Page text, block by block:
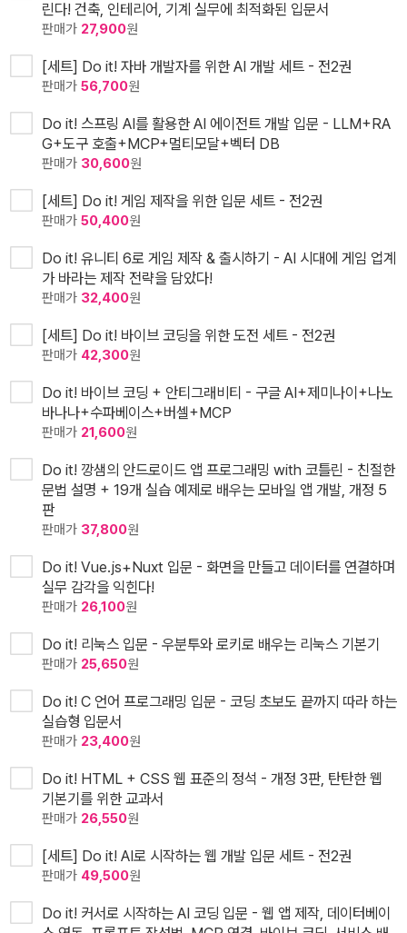
린다! 건축, 인테리어, 기계 실무에 최적화된 입문서
판매가 27,900원
[세트] Do it! 자바 개발자를 위한 AI 개발 세트 - 전2권
판매가 56,700원
Do it! 스프링 AI를 활용한 AI 에이전트 개발 입문 - LLM+RA
G+도구 호출+MCP+멀티모달+벡터 DB
판매가 30,600원
[세트] Do it! 게임 제작을 위한 입문 세트 - 전2권
판매가 50,400원
Do it! 유니티 6로 게임 제작 & 출시하기 - AI 시대에 게임 업계
가 바라는 제작 전략을 담았다!
판매가 32,400원
[세트] Do it! 바이브 코딩을 위한 도전 세트 - 전2권
판매가 42,300원
Do it! 바이브 코딩 + 안티그래비티 - 구글 AI+제미나이+나노
바나나+수파베이스+버셀+MCP
판매가 21,600원
Do it! 깡샘의 안드로이드 앱 프로그래밍 with 코틀린 - 친절한
문법 설명 + 19개 실습 예제로 배우는 모바일 앱 개발, 개정 5
판
판매가 37,800원
Do it! Vue.js+Nuxt 입문 - 화면을 만들고 데이터를 연결하며
실무 감각을 익힌다!
판매가 26,100원
Do it! 리눅스 입문 - 우분투와 로키로 배우는 리눅스 기본기
판매가 25,650원
Do it! C 언어 프로그래밍 입문 - 코딩 초보도 끝까지 따라 하는
실습형 입문서
판매가 23,400원
Do it! HTML + CSS 웹 표준의 정석 - 개정 3판, 탄탄한 웹
기본기를 위한 교과서
판매가 26,550원
[세트] Do it! AI로 시작하는 웹 개발 입문 세트 - 전2권
판매가 49,500원
Do it! 커서로 시작하는 AI 코딩 입문 - 웹 앱 제작, 데이터베이